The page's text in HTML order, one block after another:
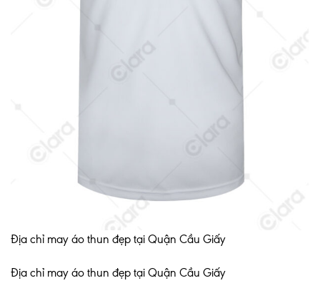
Địa chỉ may áo thun đẹp tại Quận Cầu Giấy
Địa chỉ may áo thun đẹp tại Quận Cầu Giấy